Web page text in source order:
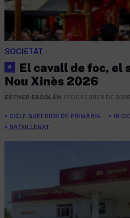
SOCIETAT
★
El cavall de foc, el
Nou Xinès 2026
ESTHER ESCOLÁN 17 DE FEBRER DE
CICLE SUPERIOR DE PRIMÀRIA 1R
BATXILLERAT